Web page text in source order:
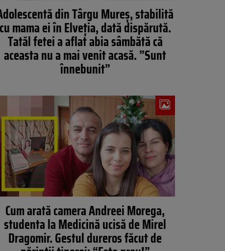
din Târgu Mureș, stabilită
cu mama ei în Elveția, dată dispărută.
Tatăl fetei a aflat abia sâmbătă că
aceasta nu a mai venit acasă. ”Sunt
înnebunit”
Cum arată camera Andreei Morega,
studenta la Medicină ucisă de Mirel
Dragomir. Gestul dureros făcut de